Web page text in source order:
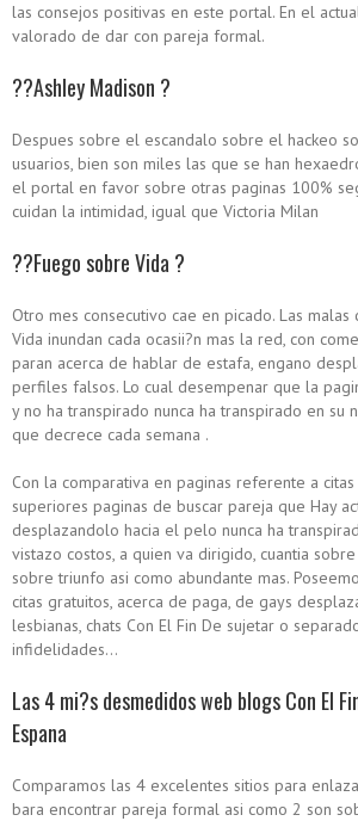
las consejos positivas en este portal. En el
valorado de dar con pareja formal.
??Ashley Madison ?
Despues sobre el escandalo sobre el hackeo
usuarios, bien son miles las que se han
el portal en favor sobre otras paginas 100%
cuidan la intimidad, igual que Victoria Milan
??Fuego sobre Vida ?
Otro mes consecutivo cae en picado. Las malas
Vida inundan cada ocasii?n mas la red, con
paran acerca de hablar de estafa, engano
perfiles falsos. Lo cual desempenar que la
y no ha transpirado nunca ha transpirado en su
que decrece cada semana .
Con la comparativa en paginas referente a
superiores paginas de buscar pareja que Hay
desplazandolo hacia el pelo nunca ha
vistazo costos, a quien va dirigido, cuanti­a
sobre triunfo asi­ como abundante mas.
citas gratuitos, acerca de paga, de gays
lesbianas, chats Con El Fin De sujetar o
infidelidades…
Las 4 mi?s desmedidos web blogs Con El
Espana
Comparamos las 4 excelentes sitios para
bara encontrar pareja formal asi­ como 2 son